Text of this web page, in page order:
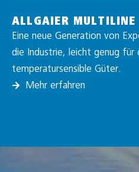
ALLGAIER MULTILINE
Eine neue Generation von
die Industrie, leicht genug
temperatursensible Güter.
Mehr erfahren